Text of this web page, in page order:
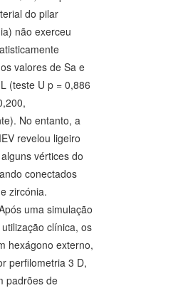
do pilar
não exerceu
valores de Sa e
(teste U p = 0,886
No entanto, a
revelou ligeiro
vértices do
conectados
zircónia.
uma simulação
clínica, os
hexágono externo,
perfilometria 3 D,
padrões de